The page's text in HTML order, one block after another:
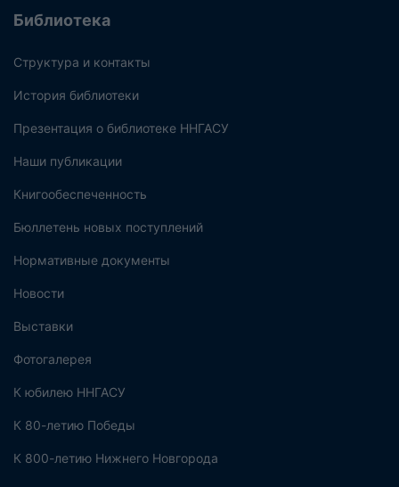
Библиотека
Структура и контакты
История библиотеки
Презентация о библиотеке ННГАСУ
Наши публикации
Книгообеспеченность
Бюллетень новых поступлений
Нормативные документы
Новости
Выставки
Фотогалерея
К юбилею ННГАСУ
К 80-летию Победы
К 800-летию Нижнего Новгорода